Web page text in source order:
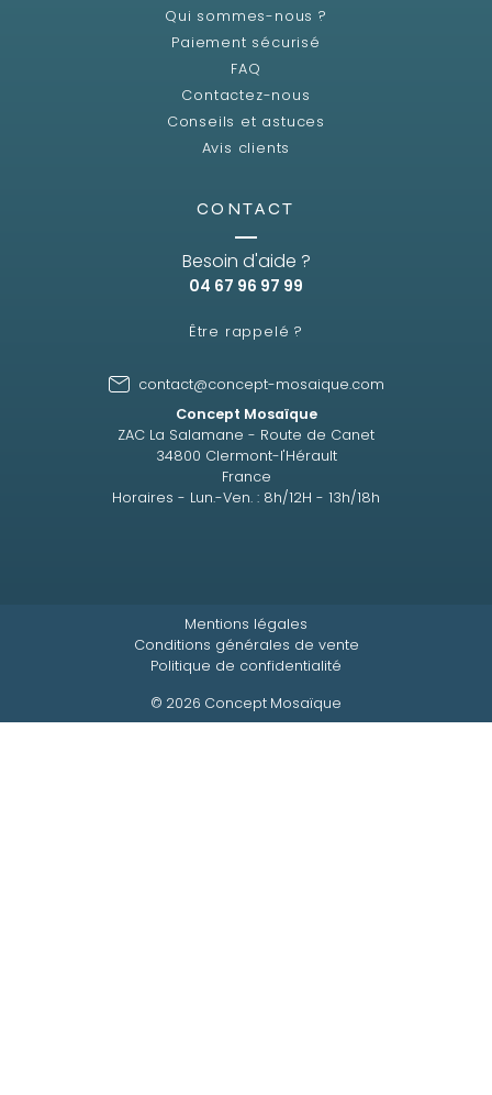
Qui sommes-nous ?
Paiement sécurisé
FAQ
Contactez-nous
Conseils et astuces
Avis clients
CONTACT
Besoin d'aide ?
04 67 96 97 99
Être rappelé ?
contact@concept-mosaique.com
Concept Mosaïque
ZAC La Salamane - Route de Canet
34800 Clermont-l'Hérault
France
Horaires - Lun.-Ven. : 8h/12H - 13h/18h
© 2026 Concept Mosaïque
Mentions légales
Conditions générales de vente
Politique de confidentialité